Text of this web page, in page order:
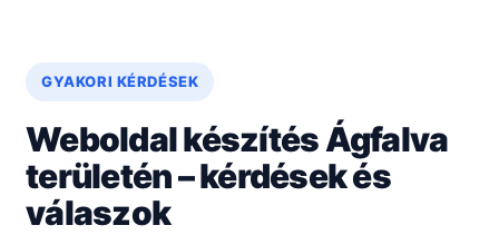
GYAKORI KÉRDÉSEK
Weboldal készítés Ágfalva
területén – kérdések és
válaszok